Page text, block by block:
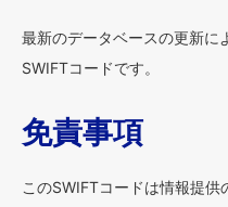
最新のデータベースの更新に
SWIFTコードです。
免責事項
このSWIFTコードは情報提供